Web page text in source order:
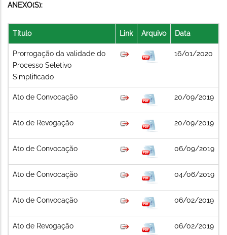
ANEXO(S):
Título Link Arquivo Data
Prorrogação da validade do
Processo Seletivo
Simplificado
16/01/2020
Ato de Convocação 20/09/2019
Ato de Revogação 20/09/2019
Ato de Convocação 06/09/2019
Ato de Convocação 04/06/2019
Ato de Convocação 06/02/2019
Ato de Revogação 06/02/2019